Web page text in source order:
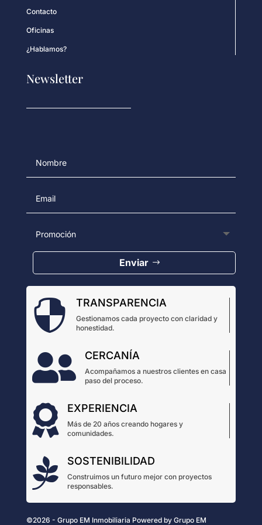
Contacto
Oficinas
¿Hablamos?
Newsletter
Enviar
 TRANSPARENCIA
Gestionamos cada proyecto con claridad y
honestidad.
 CERCANÍA
Acompañamos a nuestros clientes en casa
paso del proceso.
 EXPERIENCIA
Más de 20 años creando hogares y
comunidades.
 SOSTENIBILIDAD
Construimos un futuro mejor con proyectos
responsables.
©2026 - Grupo EM Inmobiliaria Powered by Grupo EM